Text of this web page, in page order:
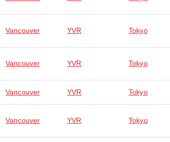
Vancouver YVR Tokyo
Vancouver YVR Tokyo
Vancouver YVR Tokyo
Vancouver YVR Tokyo